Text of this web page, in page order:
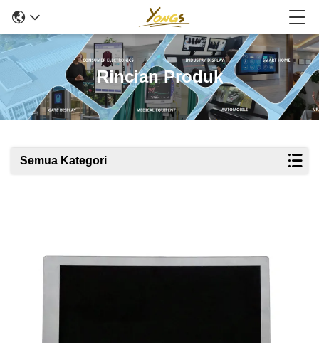
Rincian Produk
Semua Kategori